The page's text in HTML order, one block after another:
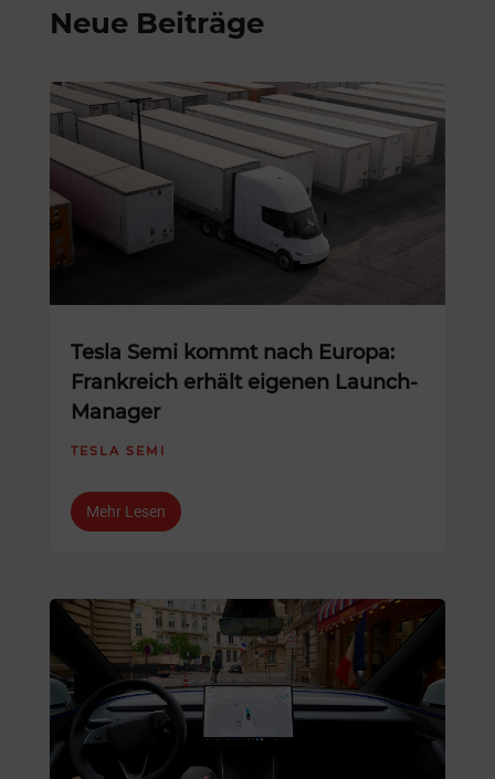
Neue Beiträge
Tesla Semi kommt nach Europa:
Frankreich erhält eigenen Launch-
Manager
TESLA SEMI
Mehr Lesen